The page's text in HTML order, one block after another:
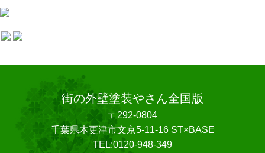
街の外壁塗装やさん全国版
〒292-0804
千葉県木更津市文京5-11-16 ST×BASE
TEL:0120-948-349